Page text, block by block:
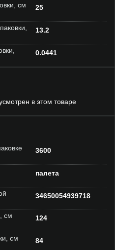
см 25
13.2
0.0441
в этом товаре
3600
палета
34650054939718
см 124
см 84